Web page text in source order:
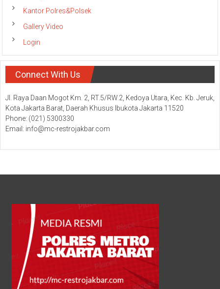
Kantor Polres&Polsek
Gallery Video
Login
Connect With Us
Jl. Raya Daan Mogot Km. 2, RT.5/RW.2, Kedoya Utara, Kec. Kb. Jeruk,
Kota Jakarta Barat, Daerah Khusus Ibukota Jakarta 11520
Phone: (021) 5300330
Email: info@mc-restrojakbar.com